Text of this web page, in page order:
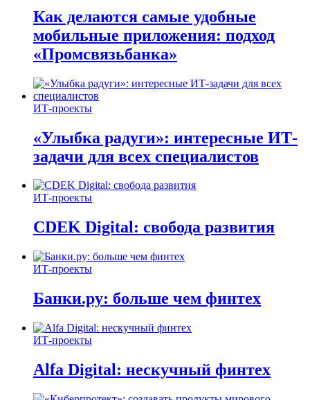
Как делаются самые удобные
мобильные приложения: подход
«Промсвязьбанка»
ИТ-проекты
«Улыбка радуги»: интересные ИТ-
задачи для всех специалистов
ИТ-проекты
CDEK Digital: свобода развития
ИТ-проекты
Банки.ру: больше чем финтех
ИТ-проекты
Alfa Digital: нескучный финтех